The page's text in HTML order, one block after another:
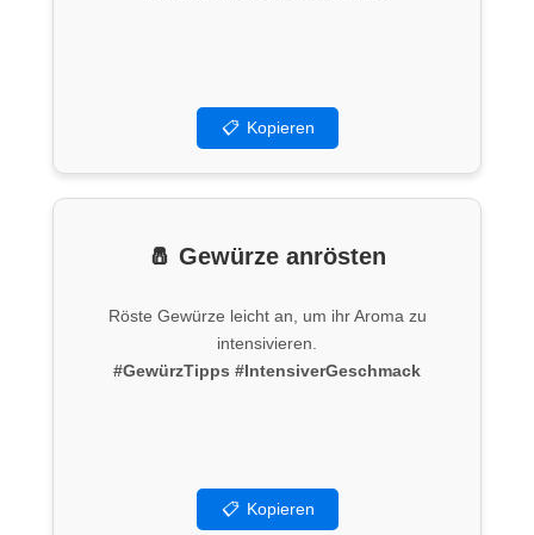
📋 Kopieren
🧂 Gewürze anrösten
Röste Gewürze leicht an, um ihr Aroma zu
intensivieren.
#GewürzTipps #IntensiverGeschmack
📋 Kopieren